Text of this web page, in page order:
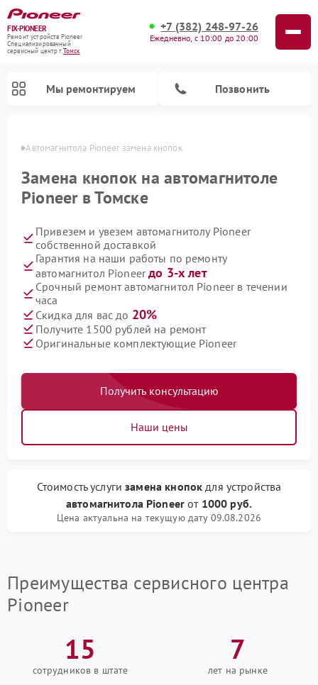
FIX-PIONEER
Ремонт устройств Pioneer
Специализированный
cервисный центр г.Томск
+7 (382) 248-97-26
Ежедневно, с 10:00 до 20:00
Мы ремонтируем Позвонить
Автомагнитола Pioneer замена кнопок
Замена кнопок на автомагнитоле
Pioneer в Томске
Привезем и увезем автомагнитолу Pioneer
собственной доставкой
Гарантия на наши работы по ремонту
автомагнитол Pioneerдо 3-х лет
Срочный ремонт автомагнитол Pioneer в течении
часа
Скидка для вас до 20%
Получите 1500 рублей на ремонт
Оригинальные комплектующие Pioneer
Получить консультацию
Наши цены
Стоимость услугизамена кнопок для устройства
автомагнитола Pioneer от 1000 руб.
Цена актуальна на текущую дату 09.08.2026
Преимущества сервисного центра
Pioneer
15
сотрудников в штате
7
лет на рынке